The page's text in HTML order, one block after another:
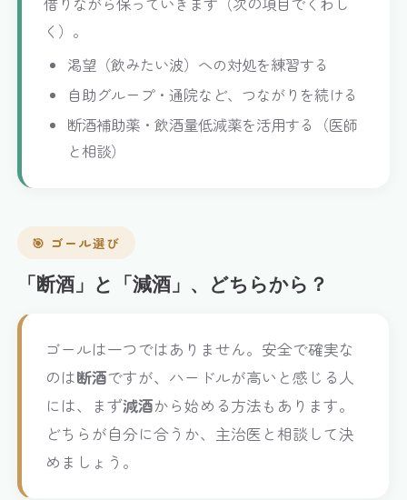
く）。
渇望（飲みたい波）への対処を練習する
自助グループ・通院など、つながりを続ける
断酒補助薬・飲酒量低減薬を活用する（医師
と相談）
🎯 ゴール選び
「断酒」と「減酒」、どちらから？
ゴールは一つではありません。安全で確実な
のは断酒ですが、ハードルが高いと感じる人
には、まず減酒から始める方法もあります。
どちらが自分に合うか、主治医と相談して決
めましょう。